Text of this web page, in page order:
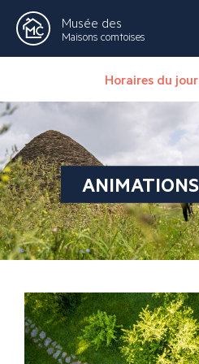
Musée des
Maisons comtoises
Horaires du